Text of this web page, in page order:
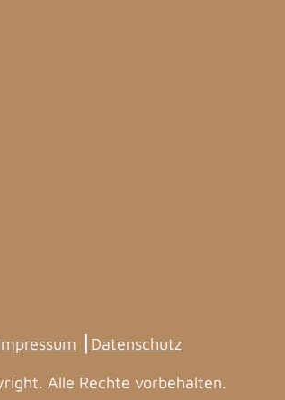
Datenschutz
Alle Rechte vorbehalten.